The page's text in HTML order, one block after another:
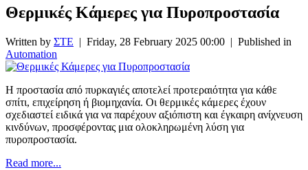
Θερμικές Κάμερες για Πυροπροστασία
Written by ΣΤΕ | Friday, 28 February 2025 00:00 | Published in
Automation
Η προστασία από πυρκαγιές αποτελεί προτεραιότητα για κάθε
σπίτι, επιχείρηση ή βιομηχανία. Οι θερμικές κάμερες έχουν
σχεδιαστεί ειδικά για να παρέχουν αξιόπιστη και έγκαιρη ανίχνευση
κινδύνων, προσφέροντας μια ολοκληρωμένη λύση για
πυροπροστασία.
Read more...